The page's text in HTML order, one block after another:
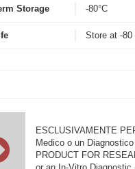
Storage -80°C
Store at -
ESCLUSIVAMENTE
Medico o un Diagnostico
PRODUCT FOR